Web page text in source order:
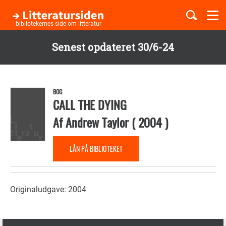
Senest opdateret 30/6-24
hovedindhold
- bibliotekernes side om litteratur
Børnebøger
Temaer
BOG
CALL THE DYING
AfAndrew Taylor(2004)
LÅN PÅ BIBLIOTEKET
Originaludgave: 2004